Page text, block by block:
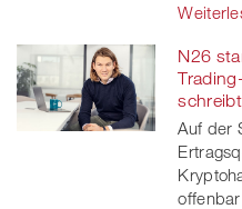
N26
Auf der